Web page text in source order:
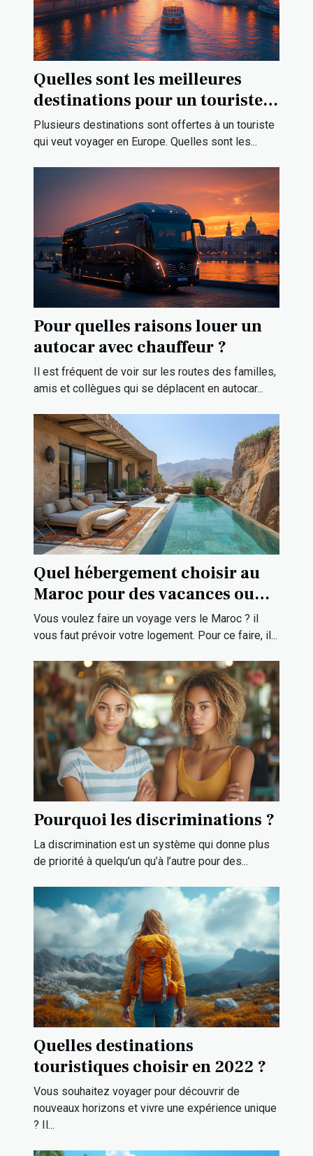
Quelles sont les meilleures
destinations pour un touriste
en Europe ?
Plusieurs destinations sont offertes à un touriste
qui veut voyager en Europe. Quelles sont les...
Pour quelles raisons louer un
autocar avec chauffeur ?
Il est fréquent de voir sur les routes des familles,
amis et collègues qui se déplacent en autocar...
Quel hébergement choisir au
Maroc pour des vacances ou
une visite touristique ?
Vous voulez faire un voyage vers le Maroc ? il
vous faut prévoir votre logement. Pour ce faire, il...
Pourquoi les discriminations ?
La discrimination est un système qui donne plus
de priorité à quelqu’un qu’à l’autre pour des...
Quelles destinations
touristiques choisir en 2022 ?
Vous souhaitez voyager pour découvrir de
nouveaux horizons et vivre une expérience unique
? Il...